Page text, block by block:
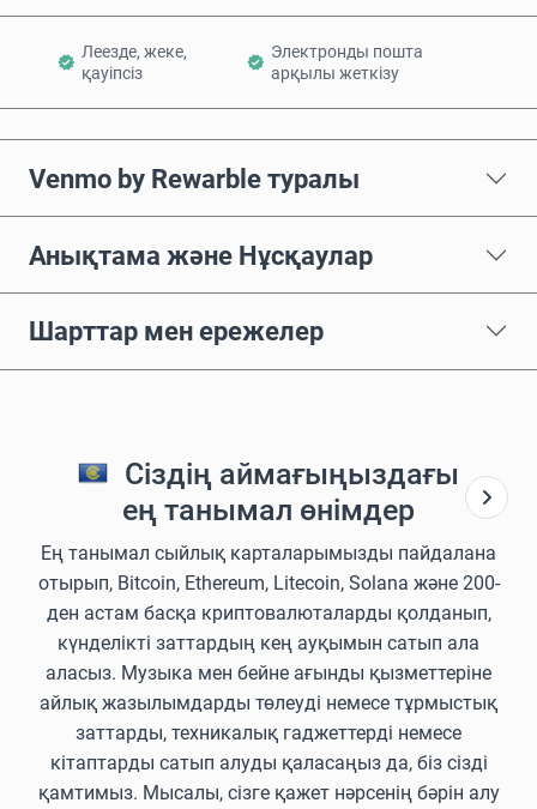
Леезде, жеке,
қауіпсіз
Электронды пошта
арқылы жеткізу
Venmo by Rewarble туралы
Анықтама және Нұсқаулар
Шарттар мен ережелер
Сіздің аймағыңыздағы
ең танымал өнімдер
Ең танымал сыйлық карталарымызды пайдалана
отырып, Bitcoin, Ethereum, Litecoin, Solana және 200-
ден астам басқа криптовалюталарды қолданып,
күнделікті заттардың кең ауқымын сатып ала
аласыз. Музыка мен бейне ағынды қызметтеріне
айлық жазылымдарды төлеуді немесе тұрмыстық
заттарды, техникалық гаджеттерді немесе
кітаптарды сатып алуды қаласаңыз да, біз сізді
қамтимыз. Мысалы, сізге қажет нәрсенің бәрін алу